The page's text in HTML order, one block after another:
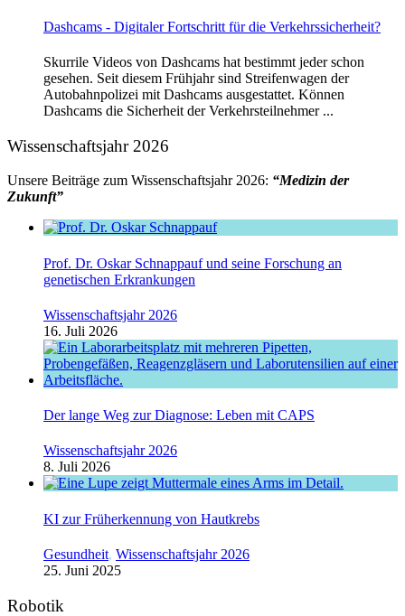
Dashcams - Digitaler Fortschritt für die Verkehrssicherheit?
Skurrile Videos von Dashcams hat bestimmt jeder schon
gesehen. Seit diesem Frühjahr sind Streifenwagen der
Autobahnpolizei mit Dashcams ausgestattet. Können
Dashcams die Sicherheit der Verkehrsteilnehmer ...
Wissenschaftsjahr 2026
Unsere Beiträge zum Wissenschaftsjahr 2026: “Medizin der
Zukunft”
Prof. Dr. Oskar Schnappauf und seine Forschung an
genetischen Erkrankungen
Wissenschaftsjahr 2026
16. Juli 2026
Der lange Weg zur Diagnose: Leben mit CAPS
Wissenschaftsjahr 2026
8. Juli 2026
KI zur Früherkennung von Hautkrebs
Gesundheit, Wissenschaftsjahr 2026
25. Juni 2025
Robotik